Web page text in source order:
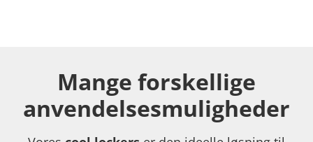
Mange forskellige
anvendelsesmuligheder